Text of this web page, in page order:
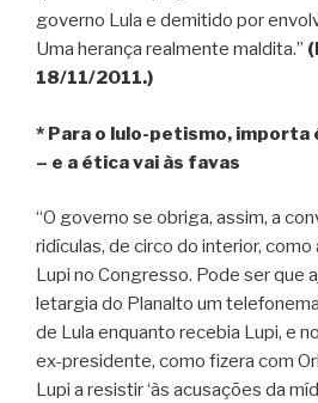
governo Lula e demitido por
Uma herança realmente maldita.”
18/11/2011.)
* Para o lulo-petismo, importa
– e a ética vai às favas
“O governo se obriga, assim, a
ridículas, de circo do interior,
Lupi no Congresso. Pode ser que
letargia do Planalto um
de Lula enquanto recebia Lupi, e
ex-presidente, como fizera com
Lupi a resistir ‘às acusações da